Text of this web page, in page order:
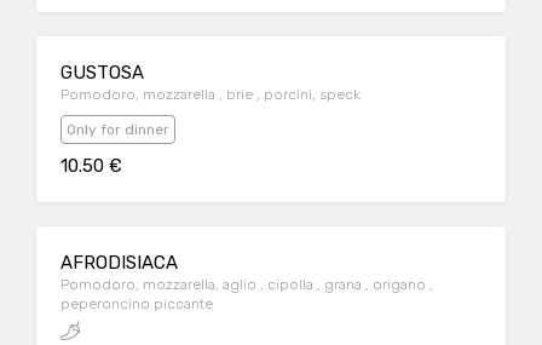
GUSTOSA
Pomodoro, mozzarella , brie , porcini, speck
Only for dinner
10.50 €
AFRODISIACA
Pomodoro, mozzarella, aglio , cipolla , grana , origano ,
peperoncino piccante